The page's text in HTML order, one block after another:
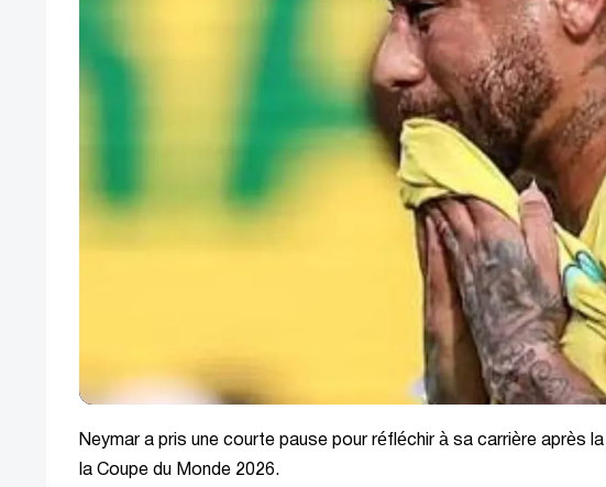
Neymar a pris une courte pause pour réfléchir à sa carrière après
la Coupe du Monde 2026.